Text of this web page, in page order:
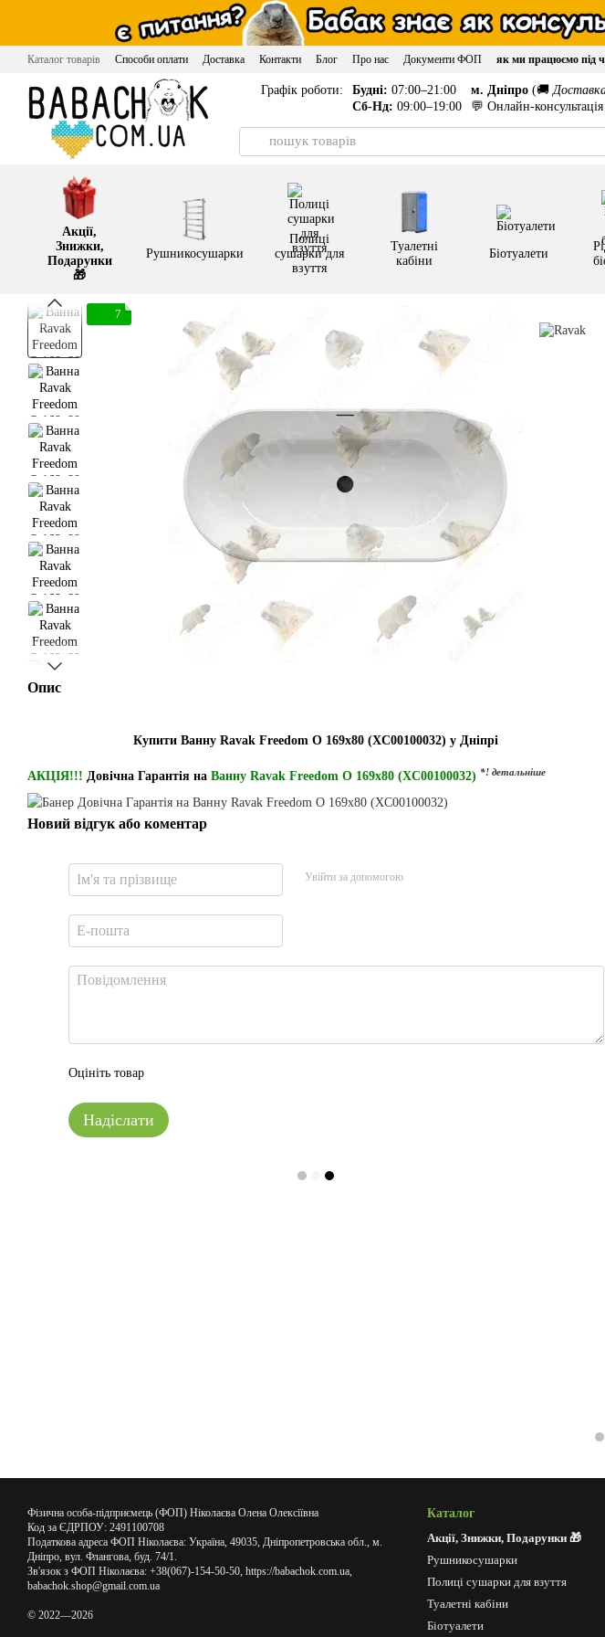
Перейти до основного контенту
Каталог товарів Способи оплати Доставка Контакти Блог Про нас Документи ФОП як ми працюємо під
Графік роботи: Будні: 07:00–21:00
Сб-Нд: 09:00–19:00
м. Дніпро (🚚
💬 Онлайн-
Акції,
Знижки,
Подарунки
🎁
Рушникосушарки
Полиці
сушарки для
взуття
Туалетні
кабіни
Біотуалети
7
Опис
Купити Ванну Ravak Freedom O 169x80 (XC00100032) у Дніпрі
АКЦІЯ!!! Довічна Гарантія на Ванну Ravak Freedom O 169x80 (XC00100032) *! детальніше
Новий відгук або коментар
Увійти за допомогою
Оцініть товар
Надіслати
Фізична особа-підприємець (ФОП) Ніколаєва Олена Олексіївна
Код за ЄДРПОУ: 2491100708
Податкова адреса ФОП Ніколаєва: Україна, 49035, Дніпропетровська обл., м.
Дніпро, вул. Флангова, буд. 74/1.
Зв'язок з ФОП Ніколаєва: +38(067)-154-50-50, https://babachok.com.ua,
babachok.shop@gmail.com.ua
© 2022—2026
Каталог
Акції, Знижки, Подарунки 🎁
Рушникосушарки
Полиці сушарки для взуття
Туалетні кабіни
Біотуалети